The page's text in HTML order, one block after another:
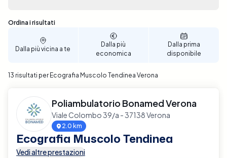
Sono stati trovati 13 risultati
Ordina i risultati
Dalla più vicina a te
Dalla più
economica
Dalla prima
disponibile
13 risultati per Ecografia Muscolo Tendinea Verona
Poliambulatorio Bonamed Verona
Viale Colombo 39/a - 37138 Verona
2.0 km
Ecografia Muscolo Tendinea
Vedi altre prestazioni